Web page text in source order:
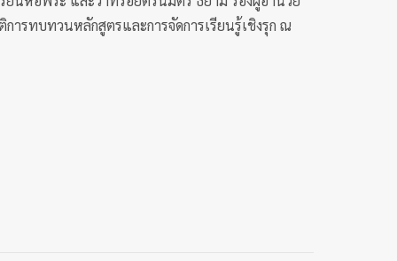
รทบทวนหลักสูตรและการจัดการเรียนรู้เชิงรุก ณ